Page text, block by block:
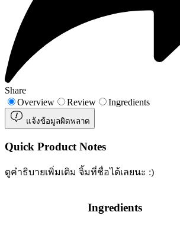
Share
Overview
Review Ingredients
แจ้งข้อมูลผิดพลาด
Quick Product Notes
ดูคำธิบายเพิ่มเติม จิ้มที่ชื่อได้เลยนะ :)
Ingredients